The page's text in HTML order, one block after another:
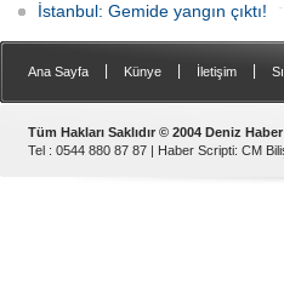
İstanbul: Gemide yangın çıktı!
Ana Sayfa Künye İletişim
Tüm Hakları Saklıdır © 2004 Deniz Haber
Tel : 0544 880 87 87 | Haber Scripti: CM